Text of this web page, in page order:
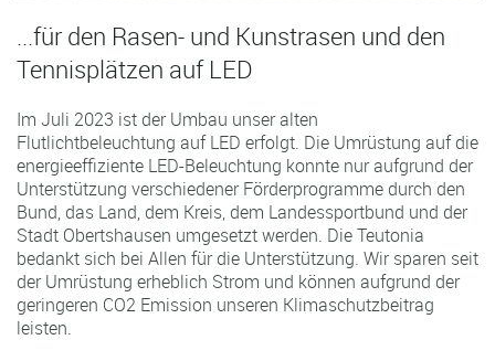
...für den Rasen- und Kunstrasen und den
Tennisplätzen auf LED
Im Juli 2023 ist der Umbau unser alten
Flutlichtbeleuchtung auf LED erfolgt. Die Umrüstung auf die
energieeffiziente LED-Beleuchtung konnte nur aufgrund der
Unterstützung verschiedener Förderprogramme durch den
Bund, das Land, dem Kreis, dem Landessportbund und der
Stadt Obertshausen umgesetzt werden. Die Teutonia
bedankt sich bei Allen für die Unterstützung. Wir sparen seit
der Umrüstung erheblich Strom und können aufgrund der
geringeren CO2 Emission unseren Klimaschutzbeitrag
leisten.